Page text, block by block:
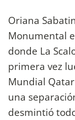
Oriana
Monumental
donde La
primera vez
Mundial
una
desmintió